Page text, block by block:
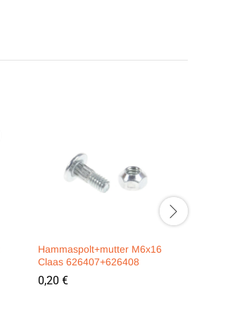
Hammaspolt+mutter M6x16
Claas 626407+626408
0,20 €